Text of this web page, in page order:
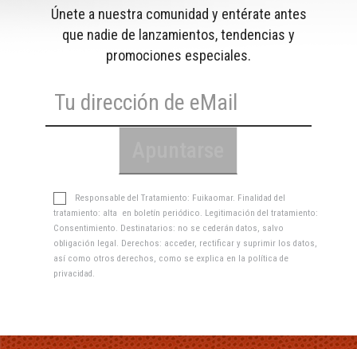
Únete a nuestra comunidad y entérate antes
que nadie de lanzamientos, tendencias y
promociones especiales.
Responsable del Tratamiento: Fuikaomar. Finalidad del
tratamiento: alta en boletín periódico. Legitimación del tratamiento:
Consentimiento. Destinatarios: no se cederán datos, salvo
obligación legal. Derechos: acceder, rectificar y suprimir los datos,
así como otros derechos, como se explica en la política de
privacidad .